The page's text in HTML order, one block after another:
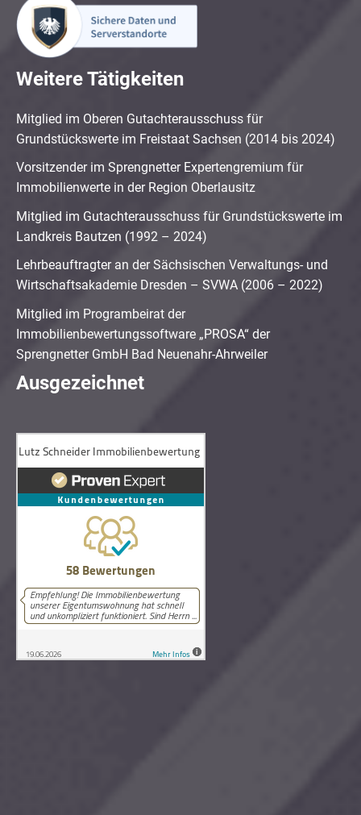
Weitere Tätigkeiten
Mitglied im Oberen Gutachterausschuss für
Grundstückswerte im Freistaat Sachsen (2014 bis 2024)
Vorsitzender im Sprengnetter Expertengremium für
Immobilienwerte in der Region Oberlausitz
Mitglied im Gutachterausschuss für Grundstückswerte im
Landkreis Bautzen (1992 – 2024)
Lehrbeauftragter an der Sächsischen Verwaltungs- und
Wirtschaftsakademie Dresden – SVWA (2006 – 2022)
Mitglied im Programbeirat der
Immobilienbewertungssoftware „PROSA“ der
Sprengnetter GmbH Bad Neuenahr-Ahrweiler
Ausgezeichnet